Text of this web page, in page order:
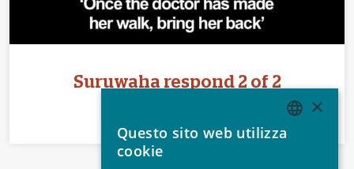
Suruwaha respond 2 of 2
ENGLISH
×
Questo sito web utilizza
cookie